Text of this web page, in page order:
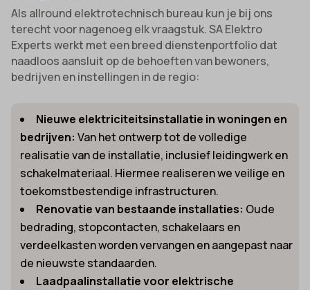
Als allround elektrotechnisch bureau kun je bij ons
terecht voor nagenoeg elk vraagstuk. SA Elektro
Experts werkt met een breed dienstenportfolio dat
naadloos aansluit op de behoeften van bewoners,
bedrijven en instellingen in de regio:
Nieuwe elektriciteitsinstallatie in woningen en
bedrijven: Van het ontwerp tot de volledige
realisatie van de installatie, inclusief leidingwerk en
schakelmateriaal. Hiermee realiseren we veilige en
toekomstbestendige infrastructuren.
Renovatie van bestaande installaties: Oude
bedrading, stopcontacten, schakelaars en
verdeelkasten worden vervangen en aangepast naar
de nieuwste standaarden.
Laadpaalinstallatie voor elektrische